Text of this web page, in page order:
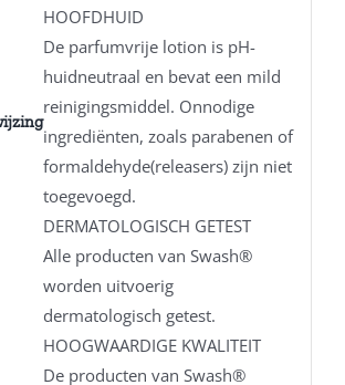
HOOFDHUID
De parfumvrije lotion is pH-
huidneutraal en bevat een mild
reinigingsmiddel. Onnodige
ingrediënten, zoals parabenen of
formaldehyde(releasers) zijn niet
toegevoegd.
DERMATOLOGISCH GETEST
Alle producten van Swash®
worden uitvoerig
dermatologisch getest.
HOOGWAARDIGE KWALITEIT
De producten van Swash®